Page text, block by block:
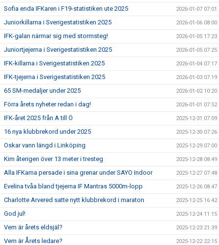
Sofia enda IFKaren i F19-statistiken ute 2025 2026-01-07 07:01
Juniorkillarna i Sverigestatistiken 2025 2026-01-06 08:00
IFK-galan närmar sig med stormsteg! 2026-01-05 17:23
Juniortjejerna i Sverigestatistiken 2025 2026-01-05 07:25
IFK-killarna i Sverigestatistiken 2025 2026-01-04 07:17
IFK-tjejerna i Sverigestatistiken 2025 2026-01-03 07:19
65 SM-medaljer under 2025 2026-01-02 10:20
Förra årets nyheter redan i dag! 2026-01-01 07:52
IFK-året 2025 från A till Ö 2025-12-31 07:09
16 nya klubbrekord under 2025 2025-12-30 07:26
Oskar vann längd i Linköping 2025-12-29 07:00
Kim återigen över 13 meter i tresteg 2025-12-28 08:49
Alla IFKarna persade i sina grenar under SAYO Indoor 2025-12-27 07:48
Evelina tvåa bland tjejerna IF Mantras 5000m-lopp 2025-12-26 08:47
Charlotte Arvered satte nytt klubbrekord i maraton 2025-12-25 16:42
God jul! 2025-12-24 11:15
Vem är årets eldsjäl? 2025-12-23 21:39
Vem är Årets ledare? 2025-12-22 22:15